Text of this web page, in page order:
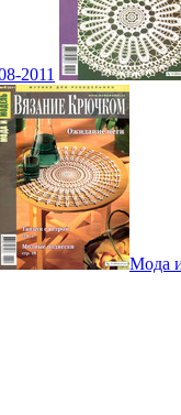
2011
Мода